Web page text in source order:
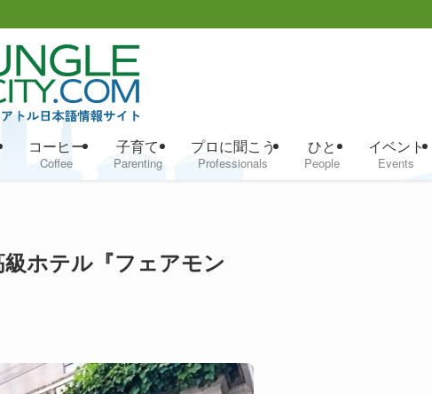
コーヒー
Coffee
子育て
Parenting
プロに聞こう
Professionals
ひと
People
イベント
Events
ホテル『フェアモン